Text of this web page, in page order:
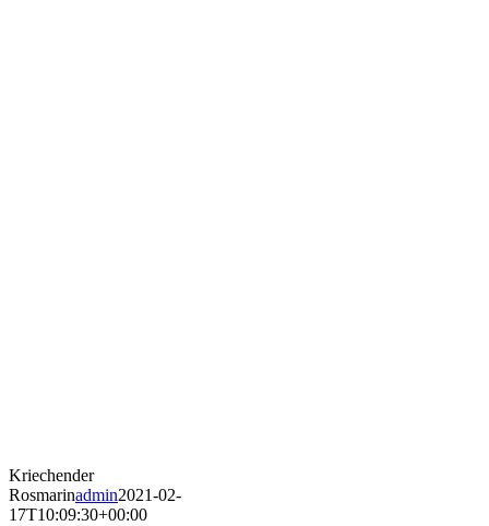
Kriechender
Rosmarinadmin2021-02-
17T10:09:30+00:00